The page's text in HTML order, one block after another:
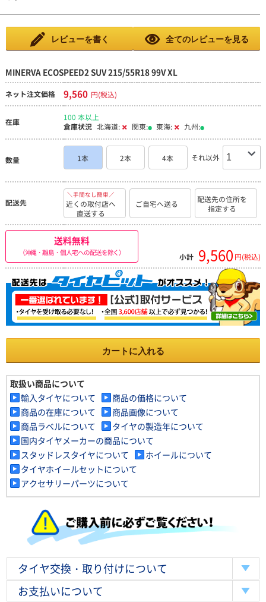
レビューを書く 全てのレビューを見る
MINERVA ECOSPEED2 SUV 215/55R18 99V XL
ネット注文価格 9,560 円(税込)
在庫
100 本以上
倉庫状況 北海道: 関東: 東海: 九州:
数量 1本 2本 4本 それ以外
配送先
＼手間なし簡単／
近くの取付店へ
直送する
ご自宅へ送る
配送先の住所を
指定する
送料無料
（沖縄・離島・個人宅への配送を除く） 小計 9,560 円(税込)
カートに入れる
取扱い商品について
輸入タイヤについて
商品の価格について
商品の在庫について
商品画像について
商品ラベルについて
タイヤの製造年について
国内タイヤメーカーの商品について
スタッドレスタイヤについて
ホイールについて
タイヤホイールセットについて
アクセサリーパーツについて
タイヤ交換・取り付けについて
お支払いについて